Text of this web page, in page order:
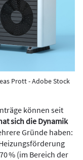
Prott - Adobe Stock
können seit
sich die Dynamik
Gründe haben:
% (im Bereich der